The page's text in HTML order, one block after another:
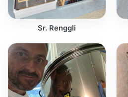
Sr. Renggli